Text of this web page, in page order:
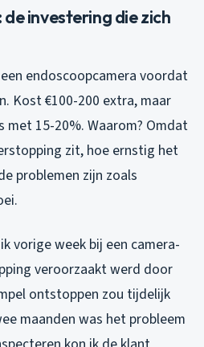
investering die zich
endoscoopcamera voordat
Kost €100-200 extra, maar
met 15-20%. Waarom? Omdat
zit, hoe ernstig het
problemen zijn zoals
vorige week bij een camera-
veroorzaakt werd door
ontstoppen zou tijdelijk
maanden was het probleem